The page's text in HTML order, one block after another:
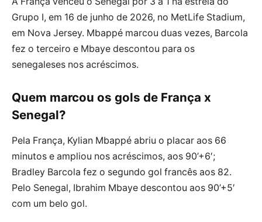
Grupo I, em 16 de junho de 2026, no MetLife Stadium,
em Nova Jersey. Mbappé marcou duas vezes, Barcola
fez o terceiro e Mbaye descontou para os
senegaleses nos acréscimos.
Quem marcou os gols de França x
Senegal?
Pela França, Kylian Mbappé abriu o placar aos 66
minutos e ampliou nos acréscimos, aos 90’+6′;
Bradley Barcola fez o segundo gol francês aos 82.
Pelo Senegal, Ibrahim Mbaye descontou aos 90’+5′
com um belo gol.